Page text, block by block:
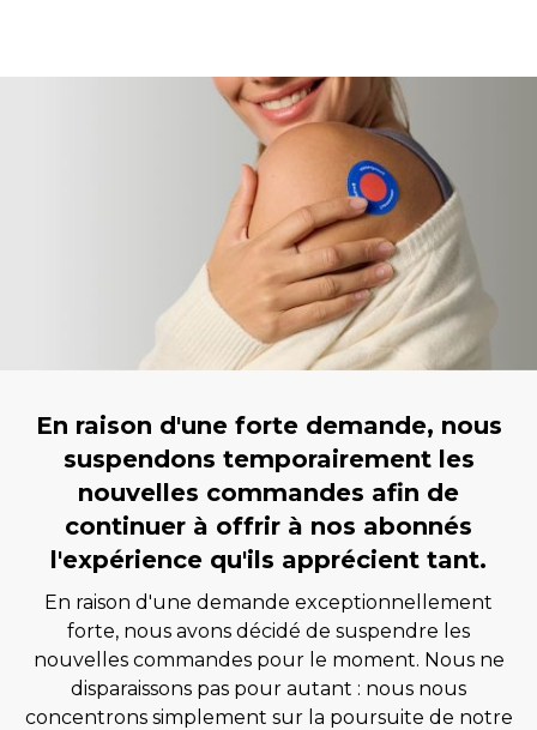
En raison d'une forte demande, nous
suspendons temporairement les
nouvelles commandes afin de
continuer à offrir à nos abonnés
l'expérience qu'ils apprécient tant.
En raison d'une demande exceptionnellement
forte, nous avons décidé de suspendre les
nouvelles commandes pour le moment. Nous ne
disparaissons pas pour autant : nous nous
concentrons simplement sur la poursuite de notre